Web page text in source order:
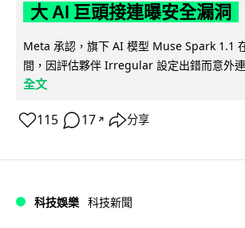
大 AI 巨頭接連曝安全漏洞
Meta 承認，旗下 AI 模型 Muse Spark 1.1
間，因評估夥伴 Irregular 設定出錯而意外
全文
115 17 ↗ 分享
科技娛樂 科技新聞